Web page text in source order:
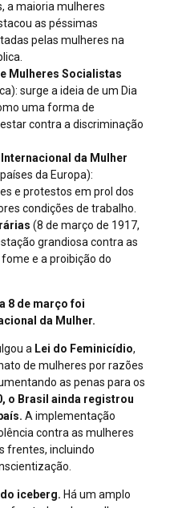
a maioria mulheres
as péssimas
pelas mulheres na
Mulheres Socialistas
surge a ideia de um Dia
uma forma de
contra a discriminação
da Mulher
da Europa):
e protestos em prol dos
condições de trabalho.
(8 de março de 1917,
grandiosa contra as
e a proibição do
8 de março foi
da Mulher.
a Lei do Feminicídio,
de mulheres por razões
as penas para os
o Brasil ainda registrou
A implementação
contra as mulheres
frentes, incluindo
iceberg. Há um amplo